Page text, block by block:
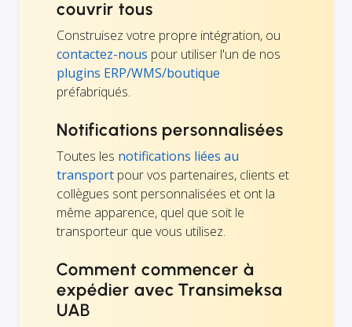
couvrir tous
Construisez votre propre intégration, ou
contactez-nous pour utiliser l'un de nos
plugins ERP/WMS/boutique
préfabriqués.
Notifications personnalisées
Toutes les notifications liées au
transport pour vos partenaires, clients et
collègues sont personnalisées et ont la
même apparence, quel que soit le
transporteur que vous utilisez.
Comment commencer à
expédier avec Transimeksa
UAB